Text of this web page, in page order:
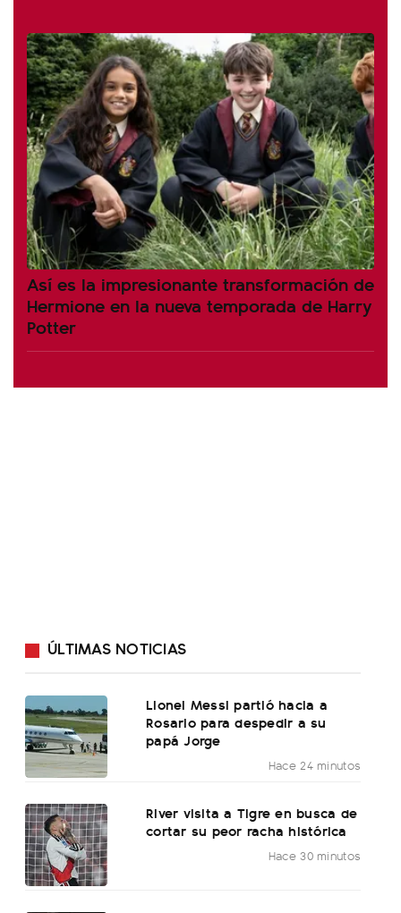
Así es la impresionante transformación de
Hermione en la nueva temporada de Harry
Potter
ÚLTIMAS NOTICIAS
Lionel Messi partió hacia a
Rosario para despedir a su
papá Jorge
Hace 24 minutos
River visita a Tigre en busca de
cortar su peor racha histórica
Hace 30 minutos